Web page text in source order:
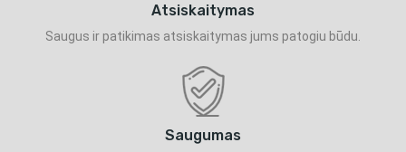
Atsiskaitymas
Saugus ir patikimas atsiskaitymas jums patogiu būdu.
Saugumas